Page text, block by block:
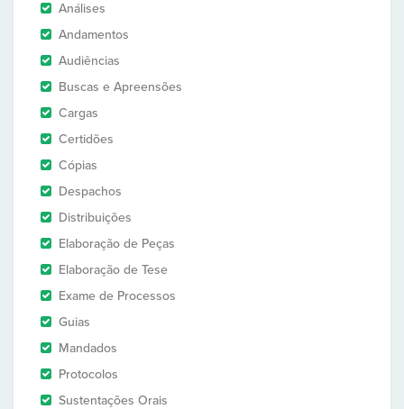
Análises
Andamentos
Audiências
Buscas e Apreensões
Cargas
Certidões
Cópias
Despachos
Distribuições
Elaboração de Peças
Elaboração de Tese
Exame de Processos
Guias
Mandados
Protocolos
Sustentações Orais